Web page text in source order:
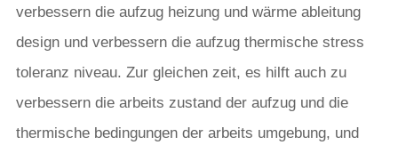
verbessern die aufzug heizung und wärme ableitung
design und verbessern die aufzug thermische stress
toleranz niveau. Zur gleichen zeit, es hilft auch zu
verbessern die arbeits zustand der aufzug und die
thermische bedingungen der arbeits umgebung, und